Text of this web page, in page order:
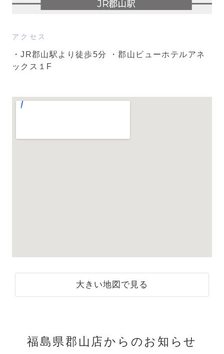
大きい地図で見る
アクセス
・JR郡山駅より徒歩5分
・郡山ビューホテルアネ
ックス１F
福島県郡山店からのお知らせ